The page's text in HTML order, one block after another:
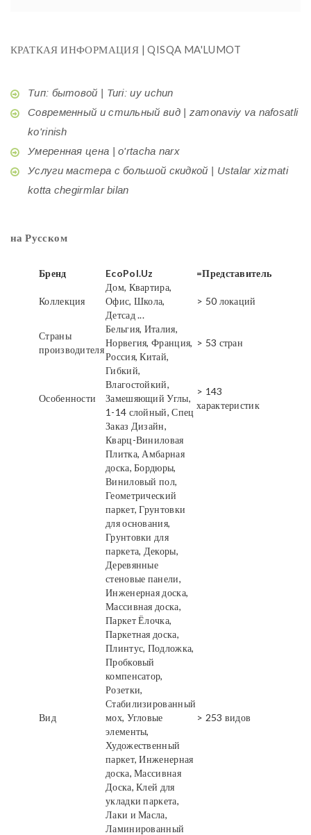
КРАТКАЯ ИНФОРМАЦИЯ | QISQA MA'LUMOT
Тип: бытовой | Turi: uy uchun
Современный и стильный вид | zamonaviy va nafosatli
ko'rinish
Умеренная цена | o'rtacha narx
Услуги мастера с большой скидкой | Ustalar xizmati
kotta chegirmlar bilan
на Русском
Бренд EcoPol.Uz =Представитель
Коллекция
Дом, Квартира,
Офис, Школа,
Детсад ...
> 50 локаций
Страны
производителя
Бельгия, Италия,
Норвегия, Франция,
Россия, Китай,
> 53 стран
Особенности
Гибкий,
Влагостойкий,
Замешяющий Углы,
1-14 слойный, Спец
Заказ Дизайн,
> 143
характеристик
Вид
Кварц-Виниловая
Плитка, Амбарная
доска, Бордюры,
Виниловый пол,
Геометрический
паркет, Грунтовки
для основания,
Грунтовки для
паркета, Декоры,
Деревянные
стеновые панели,
Инженерная доска,
Массивная доска,
Паркет Ёлочка,
Паркетная доска,
Плинтус, Подложка,
Пробковый
компенсатор,
Розетки,
Стабилизированный
мох, Угловые
элементы,
Художественный
паркет, Инженерная
доска, Массивная
Доска, Клей для
укладки паркета,
Лаки и Масла,
Ламинированный
> 253 видов